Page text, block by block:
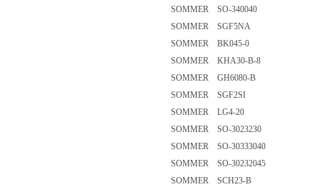
SOMMER SO-340040
SOMMER SGF5NA
SOMMER BK045-0
SOMMER KHA30-B-8
SOMMER GH6080-B
SOMMER SGF2SI
SOMMER LG4-20
SOMMER SO-3023230
SOMMER SO-30333040
SOMMER SO-30232045
SOMMER SCH23-B